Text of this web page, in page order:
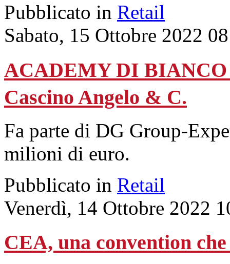
Pubblicato in Retail
Sabato, 15 Ottobre 2022
ACADEMY DI
Cascino Angelo & C.
Fa parte di DG Group-
milioni di euro.
Pubblicato in Retail
Venerdì, 14 Ottobre 2022
CEA, una convention